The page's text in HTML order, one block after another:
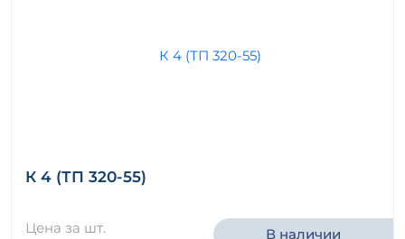
К 4 (ТП 320-55)
Цена за шт. В наличии